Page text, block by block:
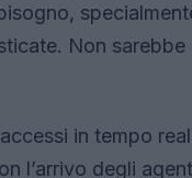
Non sarebbe
in tempo
l’arrivo degli